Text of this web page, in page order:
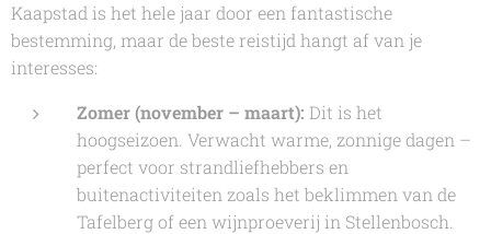
Kaapstad is het hele jaar door een fantastische
bestemming, maar de beste reistijd hangt af van je
interesses:
Zomer (november – maart): Dit is het
hoogseizoen. Verwacht warme, zonnige dagen –
perfect voor strandliefhebbers en
buitenactiviteiten zoals het beklimmen van de
Tafelberg of een wijnproeverij in Stellenbosch.